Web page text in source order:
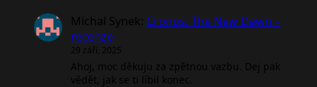
Michal Synek: Cronos: The New Dawn –
recenze
29 září, 2025
Ahoj, moc děkuju za zpětnou vazbu. Dej pak
vědět, jak se ti líbil konec.